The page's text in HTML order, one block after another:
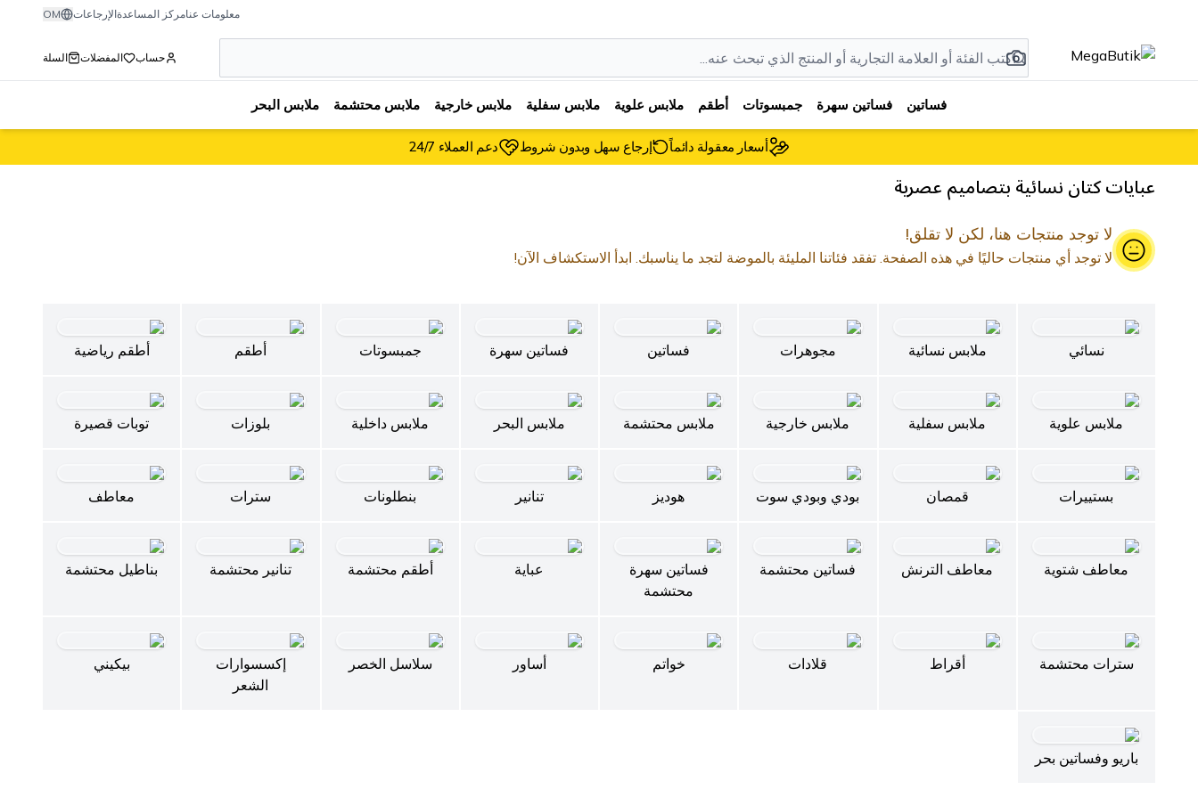
معلومات عنامركز المساعدةالإرجاعات OM
حساب المفضلات السلة
فساتين فساتين سهرة جمبسوتات أطقم ملابس علوية ملابس سفلية ملابس خارجية ملابس محتشمة ملابس البحر
أسعار معقولة دائماً إرجاع سهل وبدون شروط دعم العملاء 24/7
عبايات كتان نسائية بتصاميم عصرية
لا توجد منتجات هنا، لكن لا تقلق!
لا توجد أي منتجات حاليًا في هذه الصفحة. تفقد فئاتنا المليئة بالموضة لتجد ما يناسبك. ابدأ الاستكشاف الآن!
نسائي ملابس نسائية مجوهرات فساتين فساتين سهرة جمبسوتات أطقم أطقم رياضية
ملابس علوية ملابس سفلية ملابس خارجية ملابس محتشمة ملابس البحر ملابس داخلية بلوزات توبات قصيرة
بستييرات قمصان بودي وبودي سوت هوديز تنانير بنطلونات سترات معاطف
معاطف شتوية معاطف الترنش فساتين محتشمة
فساتين سهرة
محتشمة
عباية أطقم محتشمة تنانير محتشمة بناطيل محتشمة
سترات محتشمة أقراط قلادات خواتم أساور سلاسل الخصر
إكسسوارات
الشعر
بيكيني
باريو وفساتين بحر